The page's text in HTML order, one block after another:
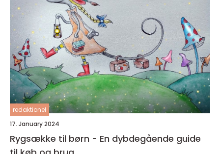
redaktionel
17. January 2024
Rygsække til børn - En dybdegående guide